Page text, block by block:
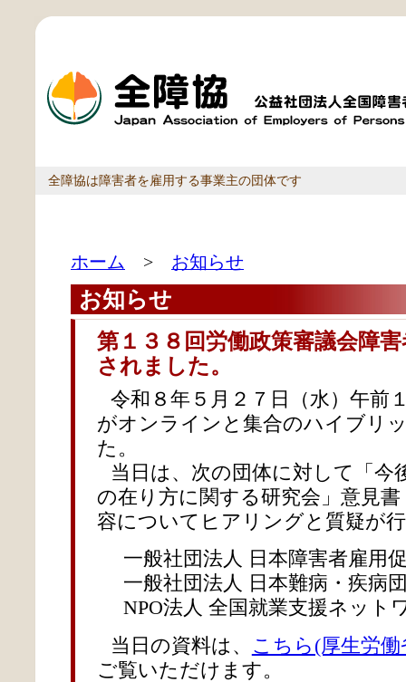
全障協は障害者を雇用する事業主の団体です
ホーム > お知らせ
お知らせ
第１３８回労働政策審議会障
されました。
令和８年５月２７日（水）午前
がオンラインと集合のハイブリ
た。
当日は、次の団体に対して「今
の在り方に関する研究会」意見
容についてヒアリングと質疑が
一般社団法人 日本障害者雇用
一般社団法人 日本難病・疾病
NPO法人 全国就業支援ネット
当日の資料は、 こちら(厚生労
ご覧いただけます。